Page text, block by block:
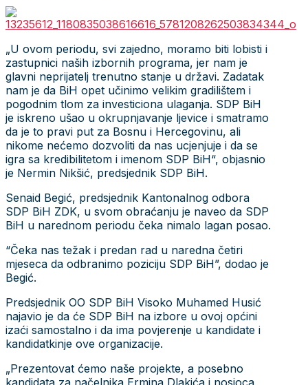
„U ovom periodu, svi zajedno, moramo biti lobisti i
zastupnici naših izbornih programa, jer nam je
glavni neprijatelj trenutno stanje u državi. Zadatak
nam je da BiH opet učinimo velikim gradilištem i
pogodnim tlom za investiciona ulaganja. SDP BiH
je iskreno ušao u okrupnjavanje ljevice i smatramo
da je to pravi put za Bosnu i Hercegovinu, ali
nikome nećemo dozvoliti da nas ucjenjuje i da se
igra sa kredibilitetom i imenom SDP BiH“, objasnio
je Nermin Nikšić, predsjednik SDP BiH.
Senaid Begić, predsjednik Kantonalnog odbora
SDP BiH ZDK, u svom obraćanju je naveo da SDP
BiH u narednom periodu čeka nimalo lagan posao.
“Čeka nas težak i predan rad u naredna četiri
mjeseca da odbranimo poziciju SDP BiH”, dodao je
Begić.
Predsjednik OO SDP BiH Visoko Muhamed Husić
najavio je da će SDP BiH na izbore u ovoj općini
izaći samostalno i da ima povjerenje u kandidate i
kandidatkinje ove organizacije.
„Prezentovat ćemo naše projekte, a posebno
kandidata za načelnika Ermina Dlakića i nosioca